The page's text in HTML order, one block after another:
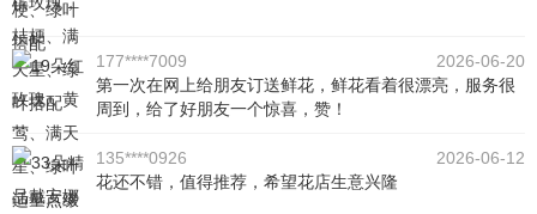
177****7009
2026-06-20
第一次在网上给朋友订送鲜花，鲜花看着很漂亮，服务很
周到，给了好朋友一个惊喜，赞！
135****0926
2026-06-12
花还不错，值得推荐，希望花店生意兴隆